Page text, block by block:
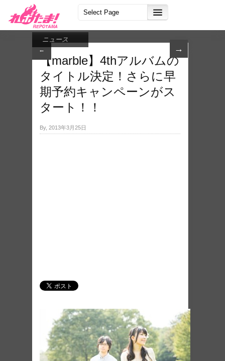
← →
ニュース
【marble】4thアルバムの
タイトル決定！さらに早
期予約キャンペーンがス
タート！！
By, 2013年3月25日